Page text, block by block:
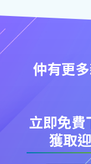
仲有更
立即免
獲取